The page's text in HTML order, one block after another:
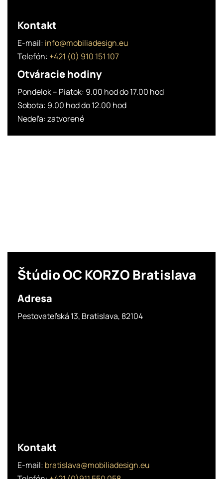
Kontakt
E-mail: info@mobiliadesign.eu
Telefón: +421 (0) 910 151 107
Otváracie hodiny
Pondelok – Piatok: 9.00 hod do 17.00 hod
Sobota: 9.00 hod do 12.00 hod
Nedeľa: zatvorené
Štúdio OC KORZO Bratislava
Adresa
Pestovateľská 13, Bratislava, 82104
Kontakt
E-mail: bratislava@mobiliadesign.eu